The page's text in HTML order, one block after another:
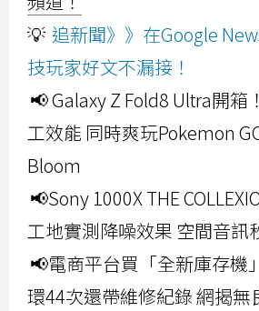
💡 追新聞》》在Google
技玩家好文不漏接！
📢 Galaxy Z Fold8 Ultra開箱
工效能 同時爽玩Pokemon
Bloom
📢Sony 1000X THE
工地實測降噪效果 空間音訊
📢電商平台買「全新庫存機
環44次還帶維修紀錄 網揭無